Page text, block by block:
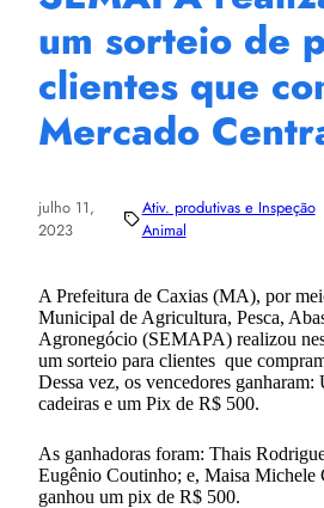
um sorteio de
clientes que
Mercado
julho 11,
2023
Ativ. produtivas e Inspeção
Animal
A Prefeitura de Caxias (MA), por
Municipal de Agricultura, Pesca,
Agronegócio (SEMAPA) realizou
um sorteio para clientes que
Dessa vez, os vencedores
cadeiras e um Pix de R$ 500.
As ganhadoras foram: Thais
Eugênio Coutinho; e, Maisa Michele
ganhou um pix de R$ 500.